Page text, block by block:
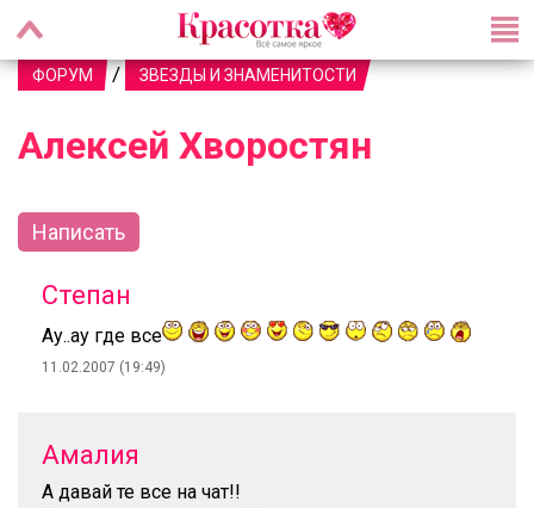
ФОРУМ / ЗВЕЗДЫ И ЗНАМЕНИТОСТИ
Алексей Хворостян
Написать
Степан
Ау..ау где все
11.02.2007 (19:49)
Амалия
А давай те все на чат!!